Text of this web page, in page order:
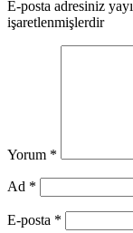
E-posta adresiniz
işaretlenmişlerdir
Yorum *
Ad *
E-posta *